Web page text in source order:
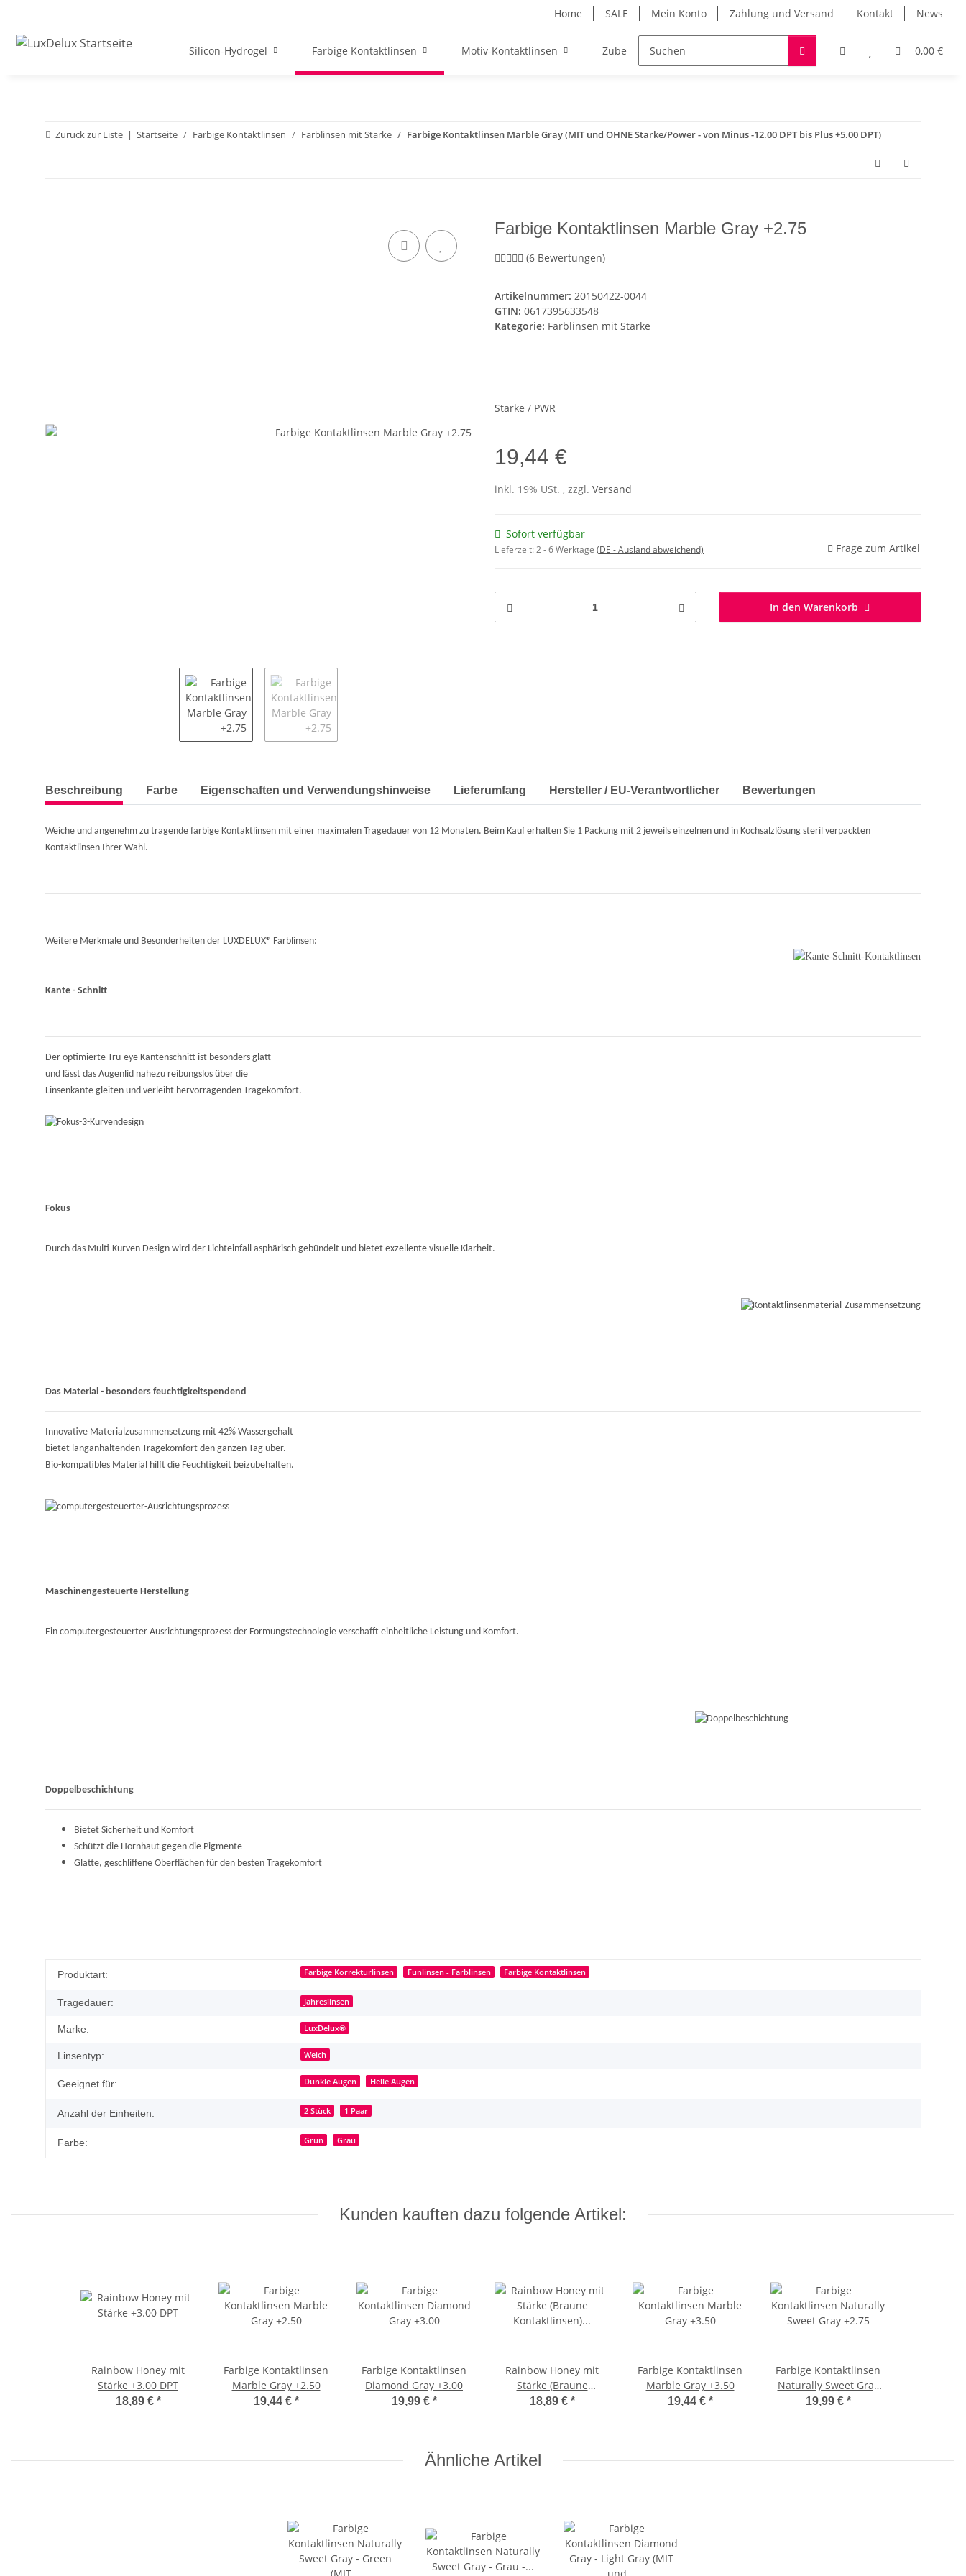
Home SALE Mein Konto Zahlung und Versand Kontakt News
0,00 €
Silicon-Hydrogel Farbige Kontaktlinsen Motiv-Kontaktlinsen Zubehör
Zurück zur Liste Startseite Farbige Kontaktlinsen Farblinsen mit Stärke Farbige Kontaktlinsen Marble Gray (MIT und OHNE Stärke/Power - von Minus -12.00 DPT bis Plus +5.00 DPT)
Farbige Kontaktlinsen Marble Gray +2.75
(6 Bewertungen)
Artikelnummer: 20150422-0044
GTIN: 0617395633548
Kategorie: Farblinsen mit Stärke
Starke / PWR
19,44 €
inkl. 19% USt. , zzgl. Versand
Sofort verfügbar
Lieferzeit:2 - 6 Werktage (DE - Ausland abweichend) Frage zum Artikel
In den Warenkorb
weitere Registerkarten anzeigen
Beschreibung Farbe Eigenschaften und Verwendungshinweise Lieferumfang Hersteller / EU-Verantwortlicher Bewertungen
Weiche und angenehm zu tragende farbige Kontaktlinsen mit einer maximalen Tragedauer von 12 Monaten. Beim Kauf erhalten Sie 1 Packung mit 2 jeweils einzelnen und in Kochsalzlösung steril verpackten
Kontaktlinsen Ihrer Wahl.
Weitere Merkmale und Besonderheiten der LUXDELUX® Farblinsen:
Kante - Schnitt
Der optimierte Tru-eye Kantenschnitt ist besonders glatt
und lässt das Augenlid nahezu reibungslos über die
Linsenkante gleiten und verleiht hervorragenden Tragekomfort.
Fokus
Durch das Multi-Kurven Design wird der Lichteinfall asphärisch gebündelt und bietet exzellente visuelle Klarheit.
Das Material - besonders feuchtigkeitspendend
Innovative Materialzusammensetzung mit 42% Wassergehalt
bietet langanhaltenden Tragekomfort den ganzen Tag über.
Bio-kompatibles Material hilft die Feuchtigkeit beizubehalten.
Maschinengesteuerte Herstellung
Ein computergesteuerter Ausrichtungsprozess der Formungstechnologie verschafft einheitliche Leistung und Komfort.
Doppelbeschichtung
Bietet Sicherheit und Komfort
Schützt die Hornhaut gegen die Pigmente
Glatte, geschliffene Oberflächen für den besten Tragekomfort
Produkteigenschaft
Wert
Produktart: Farbige Korrekturlinsen Funlinsen - Farblinsen Farbige Kontaktlinsen
Tragedauer: Jahreslinsen
Marke: LuxDelux®
Linsentyp: Weich
Geeignet für: Dunkle Augen Helle Augen
Anzahl der Einheiten: 2 Stück 1 Paar
Farbe: Grün Grau
Kunden kauften dazu folgende Artikel:
Rainbow Honey mit
Stärke +3.00 DPT
18,89 € *
Farbige Kontaktlinsen
Marble Gray +2.50
19,44 € *
Farbige Kontaktlinsen
Diamond Gray +3.00
19,99 € *
Rainbow Honey mit
Stärke (Braune
Kontaktlinsen) +4.00
18,89 € *
Farbige Kontaktlinsen
Marble Gray +3.50
19,44 € *
Farbige Kontaktlinsen
Naturally Sweet Gray
+2.75
19,99 € *
Ähnliche Artikel